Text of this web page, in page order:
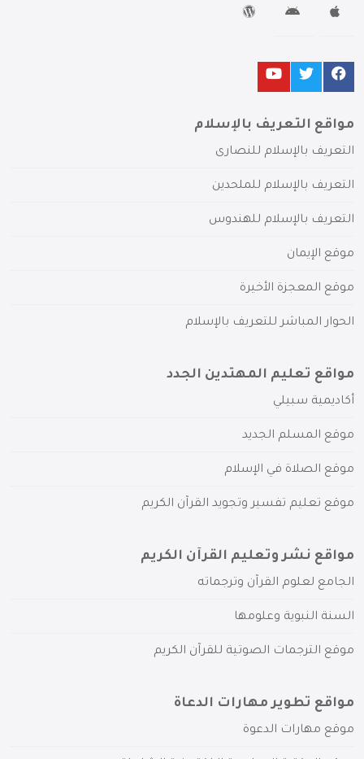
مواقع التعريف بالإسلام
التعريف بالإسلام للنصارى
التعريف بالإسلام للملحدين
التعريف بالإسلام للهندوس
موقع الإيمان
موقع المعجزة الأخيرة
الحوار المباشر للتعريف بالإسلام
مواقع تعليم المهتدين الجدد
أكاديمية سبيلي
موقع المسلم الجديد
موقع الصلاة في الإسلام
موقع تعليم تفسير وتجويد القرآن الكريم
مواقع نشر وتعليم القرآن الكريم
الجامع لعلوم القرآن وترجماته
السنة النبوية وعلومها
موقع الترجمات الصوتية للقرآن الكريم
مواقع تطوير مهارات الدعاة
موقع مهارات الدعوة